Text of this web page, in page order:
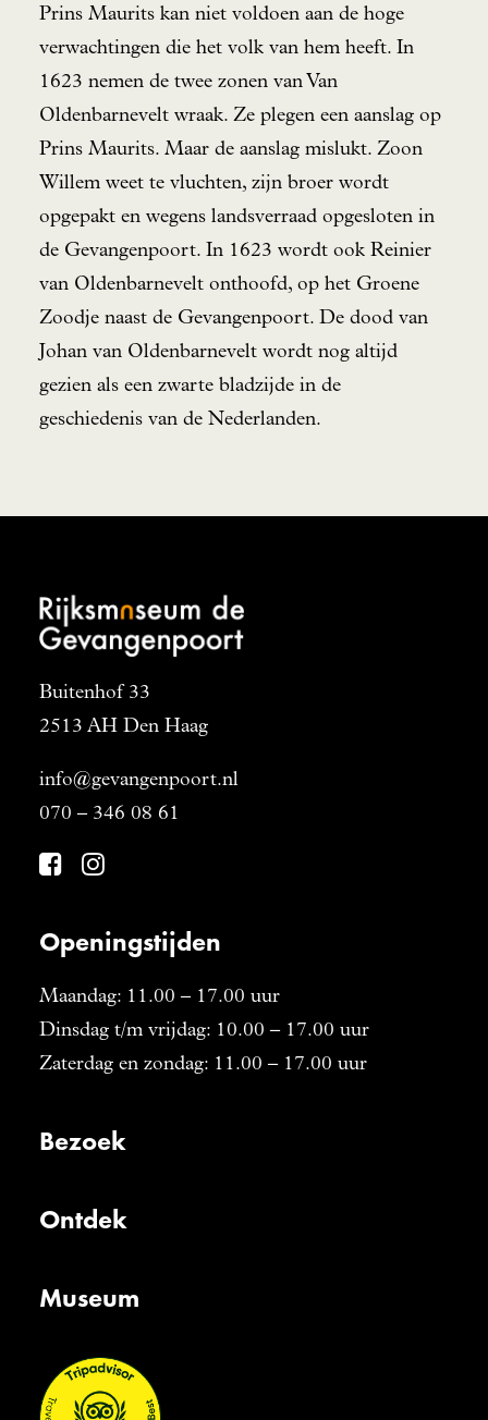
Prins Maurits kan niet voldoen aan de hoge
verwachtingen die het volk van hem heeft. In
1623 nemen de twee zonen van Van
Oldenbarnevelt wraak. Ze plegen een aanslag op
Prins Maurits. Maar de aanslag mislukt. Zoon
Willem weet te vluchten, zijn broer wordt
opgepakt en wegens landsverraad opgesloten in
de Gevangenpoort. In 1623 wordt ook Reinier
van Oldenbarnevelt onthoofd, op het Groene
Zoodje naast de Gevangenpoort. De dood van
Johan van Oldenbarnevelt wordt nog altijd
gezien als een zwarte bladzijde in de
geschiedenis van de Nederlanden.
Buitenhof 33
2513 AH Den Haag
info@gevangenpoort.nl
070 – 346 08 61
Openingstijden
Maandag: 11.00 – 17.00 uur
Dinsdag t/m vrijdag: 10.00 – 17.00 uur
Zaterdag en zondag: 11.00 – 17.00 uur
Bezoek
Ontdek
Museum